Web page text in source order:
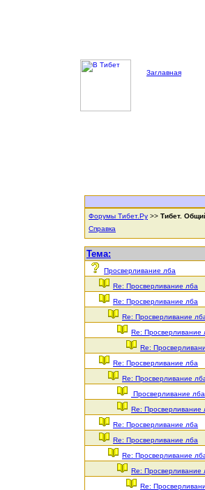
Заглавная
Форумы Тибет.Ру >> Тибет.
Справка
Тема:
Просверливание лба
Re: Просверливание лба
Re: Просверливание лба
Re: Просверливание
Re: Просверливание
Re:
Re: Просверливание лба
Re: Просверливание
Просверливание лба
Re: Просверливание
Re: Просверливание лба
Re: Просверливание лба
Re: Просверливание
Re: Просверливание
Re: